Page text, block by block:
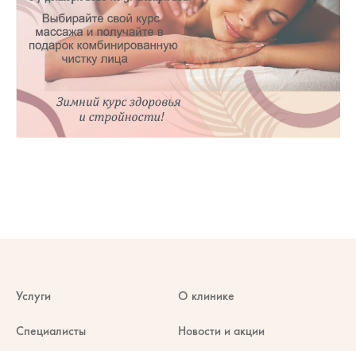
Услуги О клинике
Специалисты Новости и акции